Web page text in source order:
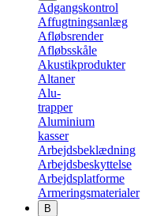
Adgangskontrol
Affugtningsanlæg
Afløbsrender
Afløbsskåle
Akustikprodukter
Altaner
Alu-
trapper
Aluminium
kasser
Arbejdsbeklædning
Arbejdsbeskyttelse
Arbejdsplatforme
Armeringsmaterialer
B